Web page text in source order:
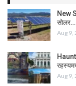
New
सोलर…
Aug 9,
Aug 9,